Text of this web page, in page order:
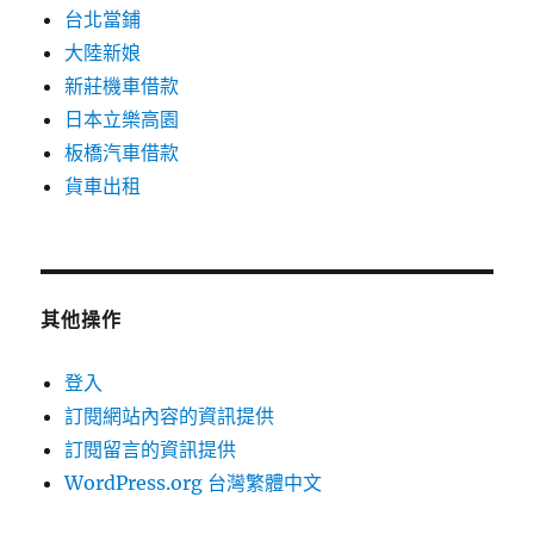
台北當鋪
大陸新娘
新莊機車借款
日本立樂高園
板橋汽車借款
貨車出租
其他操作
登入
訂閱網站內容的資訊提供
訂閱留言的資訊提供
WordPress.org 台灣繁體中文